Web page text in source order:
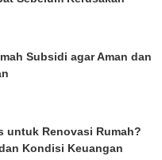
Subsidi agar Aman dan
untuk Renovasi Rumah?
Kondisi Keuangan